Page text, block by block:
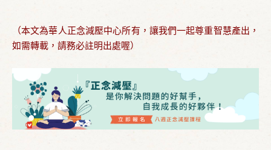
（本文為華人正念減壓中心所有，讓我們一起尊重智慧產出，
如需轉載，請務必註明出處喔）